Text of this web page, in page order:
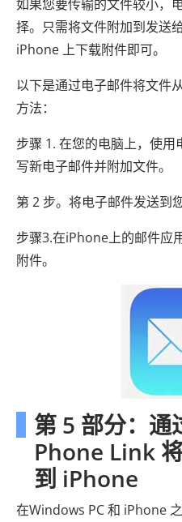
如果您要传输的文件较小，
择。只需将文件附加到发送
iPhone 上下载附件即可。
以下是通过电子邮件将文件
方法：
步骤 1. 在您的电脑上，使
写新电子邮件并附加文件。
第 2 步。将电子邮件发送到
步骤3.在iPhone上的邮件应
附件。
第 5 部分：
Phone Link
到 iPhone
在Windows PC 和 iPhone